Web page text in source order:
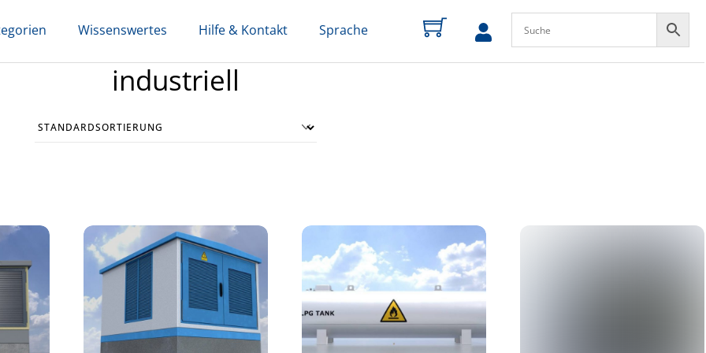
Wissenswertes Hilfe & Kontakt Sprache
zum
Profil
industriell